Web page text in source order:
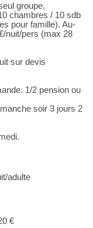
groupe.
chambres / 10 sdb
pour famille). Au-
nuit/pers (max 28
sur devis
1/2 pension ou
soir 3 jours 2
adulte
€